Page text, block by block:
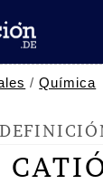
/Química